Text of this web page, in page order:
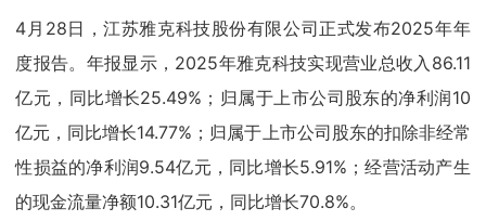
4月28日，江苏雅克科技股份有限公司正式发布2025年年
度报告。年报显示，2025年雅克科技实现营业总收入86.11
亿元，同比增长25.49%；归属于上市公司股东的净利润10
亿元，同比增长14.77%；归属于上市公司股东的扣除非经常
性损益的净利润9.54亿元，同比增长5.91%；经营活动产生
的现金流量净额10.31亿元，同比增长70.8%。